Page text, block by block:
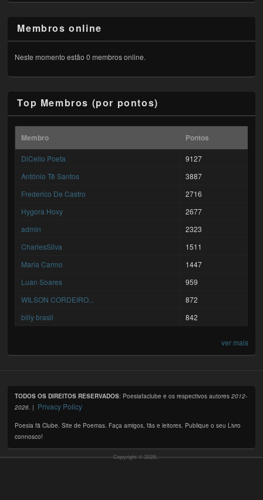
Membros online
Neste momento estão 0 membros online.
Top Membros (por pontos)
Membro Pontos
DiCello Poeta
9127
António Tê Santos
3887
Frederico De Castro
2716
Hygora Hoxy
2677
admin
2323
CharlesSilva
1511
Maria Carmo
1447
Luan Soares
959
WILSON CORDEIRO...
872
billy brasil
842
ver mais
TODOS OS DIREITOS RESERVADOS: Poesiafaclube e os respectivos autores2012-
2026. | Privacy Policy
Poesia fã Clube. Site de Poemas. Faça amigos, fãs e leitores. Publique o seu Livro
connosco!
Copyright © 2026,